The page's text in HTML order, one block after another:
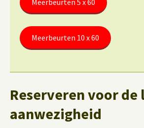
Meerbeurten 5 x 60
Meerbeurten 10 x 60
Reserveren voor de
aanwezigheid